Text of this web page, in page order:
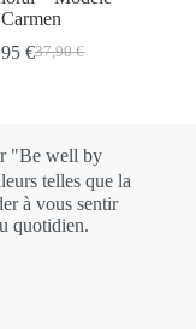
Carmen
37,90€
Le
37,90 €.
€Le
18,95 €.
"Be well by
telles que la
à vous sentir
quotidien.